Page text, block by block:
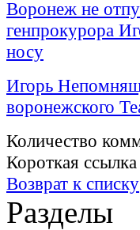
Воронеж не
генпрокурора
носу
Игорь
воронежского
Количество
Короткая
Возврат к списку
Разделы